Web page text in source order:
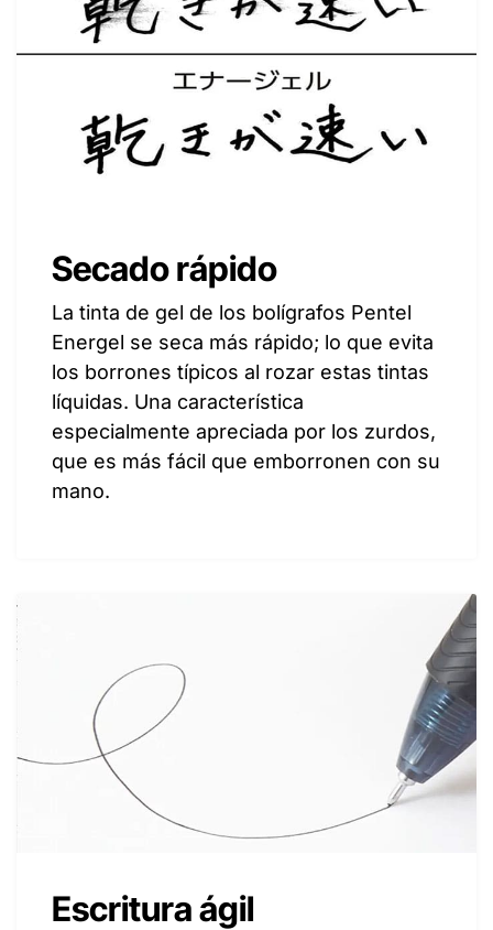
Secado rápido
La tinta de gel de los bolígrafos Pentel
Energel se seca más rápido; lo que evita
los borrones típicos al rozar estas tintas
líquidas. Una característica
especialmente apreciada por los zurdos,
que es más fácil que emborronen con su
mano.
Escritura ágil